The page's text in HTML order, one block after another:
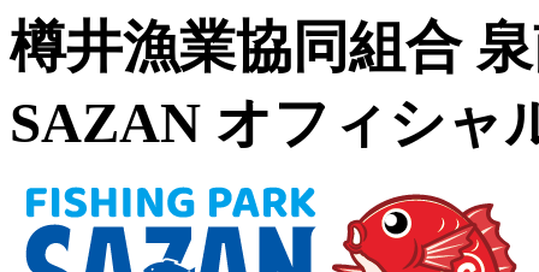
樽井漁業協同組合
SAZAN オフィシャ